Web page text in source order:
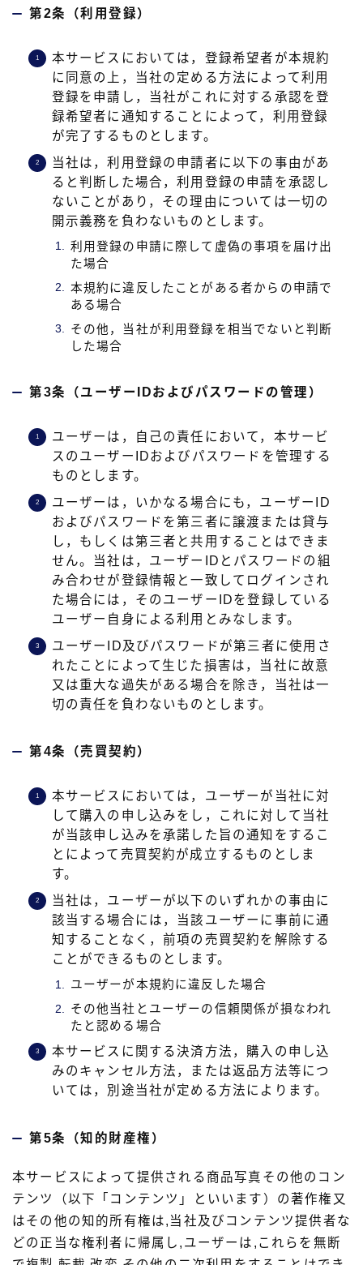
第2条（利用登録）
本サービスにおいては，登録希望者が本規約
に同意の上，当社の定める方法によって利用
登録を申請し，当社がこれに対する承認を登
録希望者に通知することによって，利用登録
が完了するものとします。
当社は，利用登録の申請者に以下の事由があ
ると判断した場合，利用登録の申請を承認し
ないことがあり，その理由については一切の
開示義務を負わないものとします。
利用登録の申請に際して虚偽の事項を届け出
た場合
本規約に違反したことがある者からの申請で
ある場合
その他，当社が利用登録を相当でないと判断
した場合
第3条（ユーザーIDおよびパスワードの管理）
ユーザーは，自己の責任において，本サービ
スのユーザーIDおよびパスワードを管理する
ものとします。
ユーザーは，いかなる場合にも，ユーザーID
およびパスワードを第三者に譲渡または貸与
し，もしくは第三者と共用することはできま
せん。当社は，ユーザーIDとパスワードの組
み合わせが登録情報と一致してログインされ
た場合には，そのユーザーIDを登録している
ユーザー自身による利用とみなします。
ユーザーID及びパスワードが第三者に使用さ
れたことによって生じた損害は，当社に故意
又は重大な過失がある場合を除き，当社は一
切の責任を負わないものとします。
第4条（売買契約）
本サービスにおいては，ユーザーが当社に対
して購入の申し込みをし，これに対して当社
が当該申し込みを承諾した旨の通知をするこ
とによって売買契約が成立するものとしま
す。
当社は，ユーザーが以下のいずれかの事由に
該当する場合には，当該ユーザーに事前に通
知することなく，前項の売買契約を解除する
ことができるものとします。
ユーザーが本規約に違反した場合
その他当社とユーザーの信頼関係が損なわれ
たと認める場合
本サービスに関する決済方法，購入の申し込
みのキャンセル方法，または返品方法等につ
いては，別途当社が定める方法によります。
第5条（知的財産権）
本サービスによって提供される商品写真その他のコン
テンツ（以下「コンテンツ」といいます）の著作権又
はその他の知的所有権は,当社及びコンテンツ提供者な
どの正当な権利者に帰属し,ユーザーは,これらを無断